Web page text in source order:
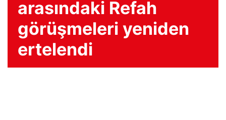
arasındaki Refah
görüşmeleri yeniden
ertelendi